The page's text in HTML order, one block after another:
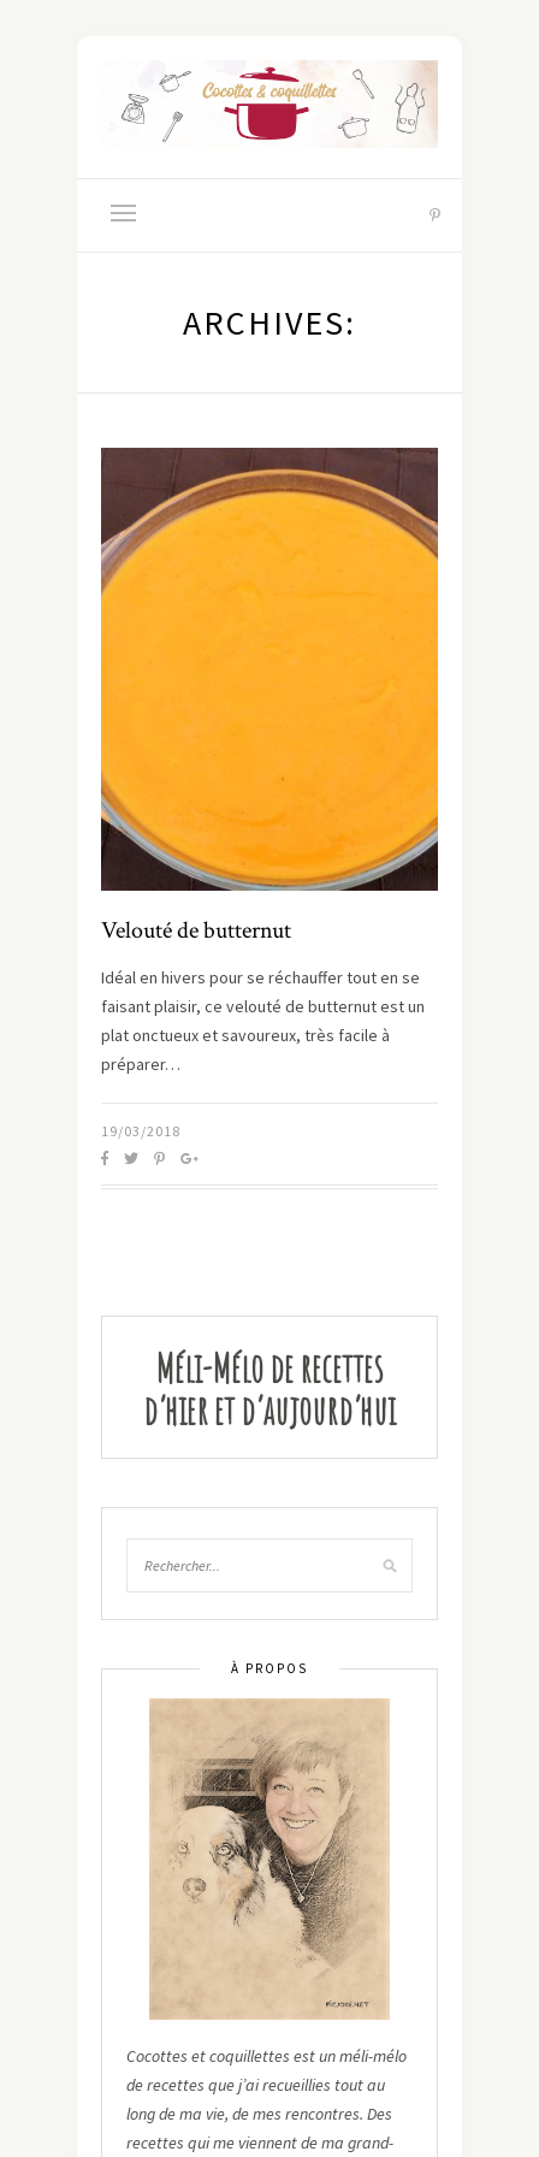
ARCHIVES:
Velouté de butternut
Idéal en hivers pour se réchauffer tout en se
faisant plaisir, ce velouté de butternut est un
plat onctueux et savoureux, très facile à
préparer…
19/03/2018
Méli-Mélo de recettes
d’hier et d’aujourd’hui
À PROPOS
Cocottes et coquillettes est un méli-mélo
de recettes que j’ai recueillies tout au
long de ma vie, de mes rencontres. Des
recettes qui me viennent de ma grand-